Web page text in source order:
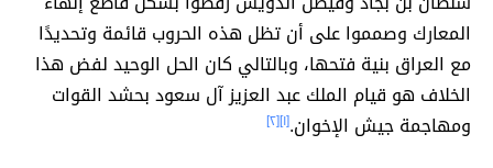
المعارك وصمموا على أن تظل هذه الحروب قائمة وتحديدًا
مع العراق بنية فتحها، وبالتالي كان الحل الوحيد لفض هذا
الخلاف هو قيام الملك عبد العزيز آل سعود بحشد القوات
ومهاجمة جيش الإخوان.[١] [٢]